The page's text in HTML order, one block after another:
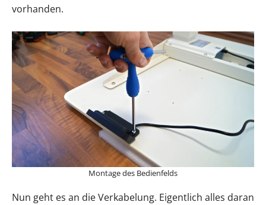
vorhanden.
Montage des Bedienfelds
Nun geht es an die Verkabelung. Eigentlich alles daran